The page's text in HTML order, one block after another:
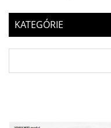
KATEGÓRIE